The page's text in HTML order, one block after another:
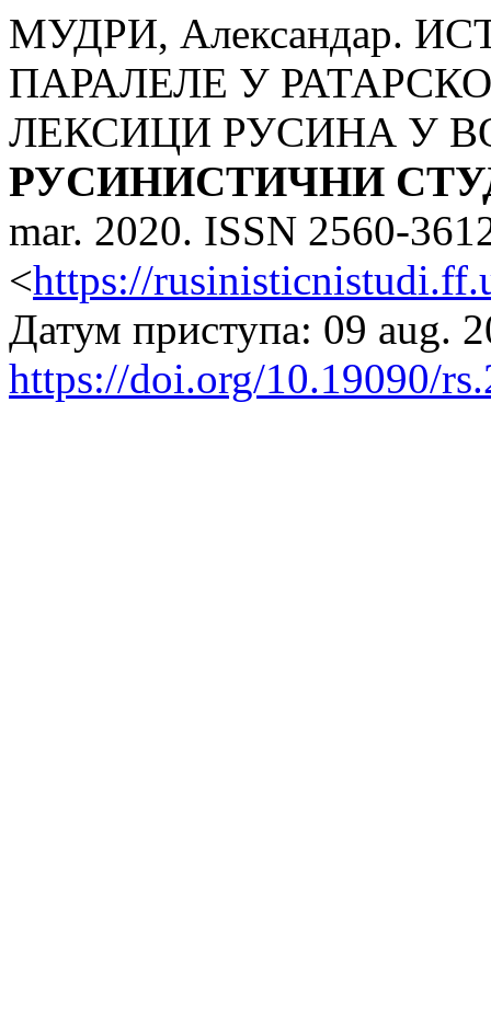
МУДРИ, Александар.
ПАРАЛЕЛЕ У
ЛЕКСИЦИ РУСИНА У
РУСИНИСТИЧНИ
mar. 2020. ISSN 2560-
<https://
Датум приступа: 09 aug.
https://doi.org/10.19090/